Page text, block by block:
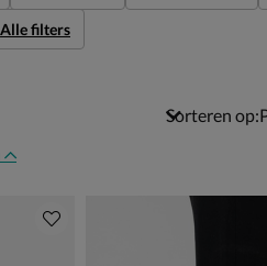
Alle filters
Sorteren op: